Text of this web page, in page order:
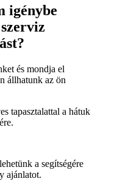
igénybe
és mondja el
állhatunk az ön
tapasztalattal a hátuk
a segítségére
ajánlatot.